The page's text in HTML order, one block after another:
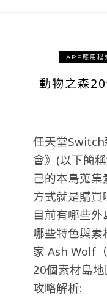
APP應用程
動物之森
任天堂Switch
會》(以下簡
己的本島蒐
方式就是購買
目前有哪些外
哪些特色與素
家 Ash Wolf
20個素材島
攻略解析: